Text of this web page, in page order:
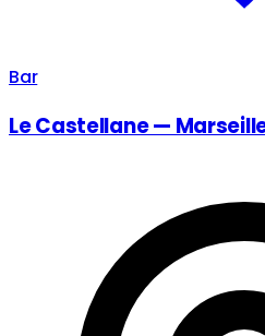
Bar
Le Castellane —